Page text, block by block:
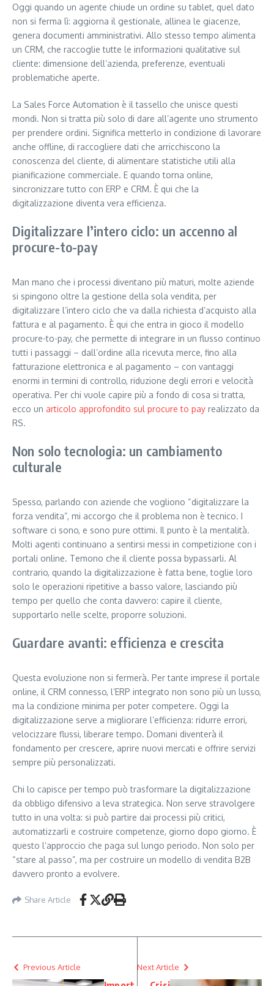
Oggi quando un agente chiude un ordine su tablet, quel dato
non si ferma lì: aggiorna il gestionale, allinea le giacenze,
genera documenti amministrativi. Allo stesso tempo alimenta
un CRM, che raccoglie tutte le informazioni qualitative sul
cliente: dimensione dell’azienda, preferenze, eventuali
problematiche aperte.
La Sales Force Automation è il tassello che unisce questi
mondi. Non si tratta più solo di dare all’agente uno strumento
per prendere ordini. Significa metterlo in condizione di lavorare
anche offline, di raccogliere dati che arricchiscono la
conoscenza del cliente, di alimentare statistiche utili alla
pianificazione commerciale. E quando torna online,
sincronizzare tutto con ERP e CRM. È qui che la
digitalizzazione diventa vera efficienza.
Digitalizzare l’intero ciclo: un accenno al
procure-to-pay
Man mano che i processi diventano più maturi, molte aziende
si spingono oltre la gestione della sola vendita, per
digitalizzare l’intero ciclo che va dalla richiesta d’acquisto alla
fattura e al pagamento. È qui che entra in gioco il modello
procure-to-pay, che permette di integrare in un flusso continuo
tutti i passaggi – dall’ordine alla ricevuta merce, fino alla
fatturazione elettronica e al pagamento – con vantaggi
enormi in termini di controllo, riduzione degli errori e velocità
operativa. Per chi vuole capire più a fondo di cosa si tratta,
ecco un articolo approfondito sul procure to pay realizzato da
RS.
Non solo tecnologia: un cambiamento
culturale
Spesso, parlando con aziende che vogliono “digitalizzare la
forza vendita”, mi accorgo che il problema non è tecnico. I
software ci sono, e sono pure ottimi. Il punto è la mentalità.
Molti agenti continuano a sentirsi messi in competizione con i
portali online. Temono che il cliente possa bypassarli. Al
contrario, quando la digitalizzazione è fatta bene, toglie loro
solo le operazioni ripetitive a basso valore, lasciando più
tempo per quello che conta davvero: capire il cliente,
supportarlo nelle scelte, proporre soluzioni.
Guardare avanti: efficienza e crescita
Questa evoluzione non si fermerà. Per tante imprese il portale
online, il CRM connesso, l’ERP integrato non sono più un lusso,
ma la condizione minima per poter competere. Oggi la
digitalizzazione serve a migliorare l’efficienza: ridurre errori,
velocizzare flussi, liberare tempo. Domani diventerà il
fondamento per crescere, aprire nuovi mercati e offrire servizi
sempre più personalizzati.
Chi lo capisce per tempo può trasformare la digitalizzazione
da obbligo difensivo a leva strategica. Non serve stravolgere
tutto in una volta: si può partire dai processi più critici,
automatizzarli e costruire competenze, giorno dopo giorno. È
questo l’approccio che paga sul lungo periodo. Non solo per
“stare al passo”, ma per costruire un modello di vendita B2B
davvero pronto a evolvere.
Share Article
Previous Article Next Article